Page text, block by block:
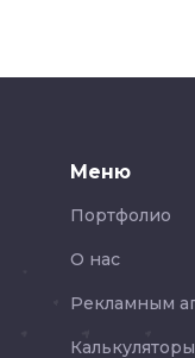
Меню
Портфолио
О нас
Рекламным
Калькуляторы